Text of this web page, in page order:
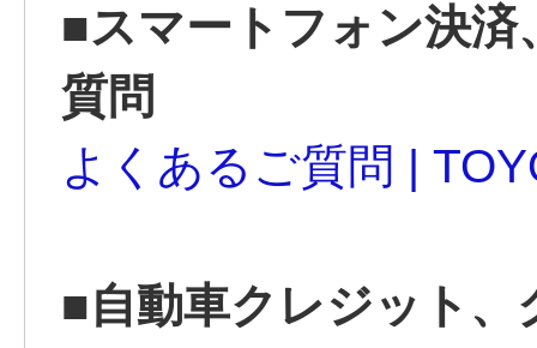
■スマートフォン決
質問
よくあるご質問 |
■自動車クレジット